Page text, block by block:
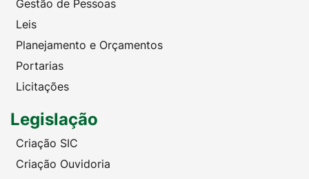
Gestão de Pessoas
Leis
Planejamento e Orçamentos
Portarias
Licitações
Legislação
Criação SIC
Criação Ouvidoria